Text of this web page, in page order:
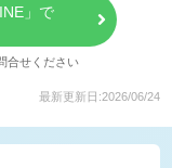
」で
合せください
最新更新日:2026/06/24